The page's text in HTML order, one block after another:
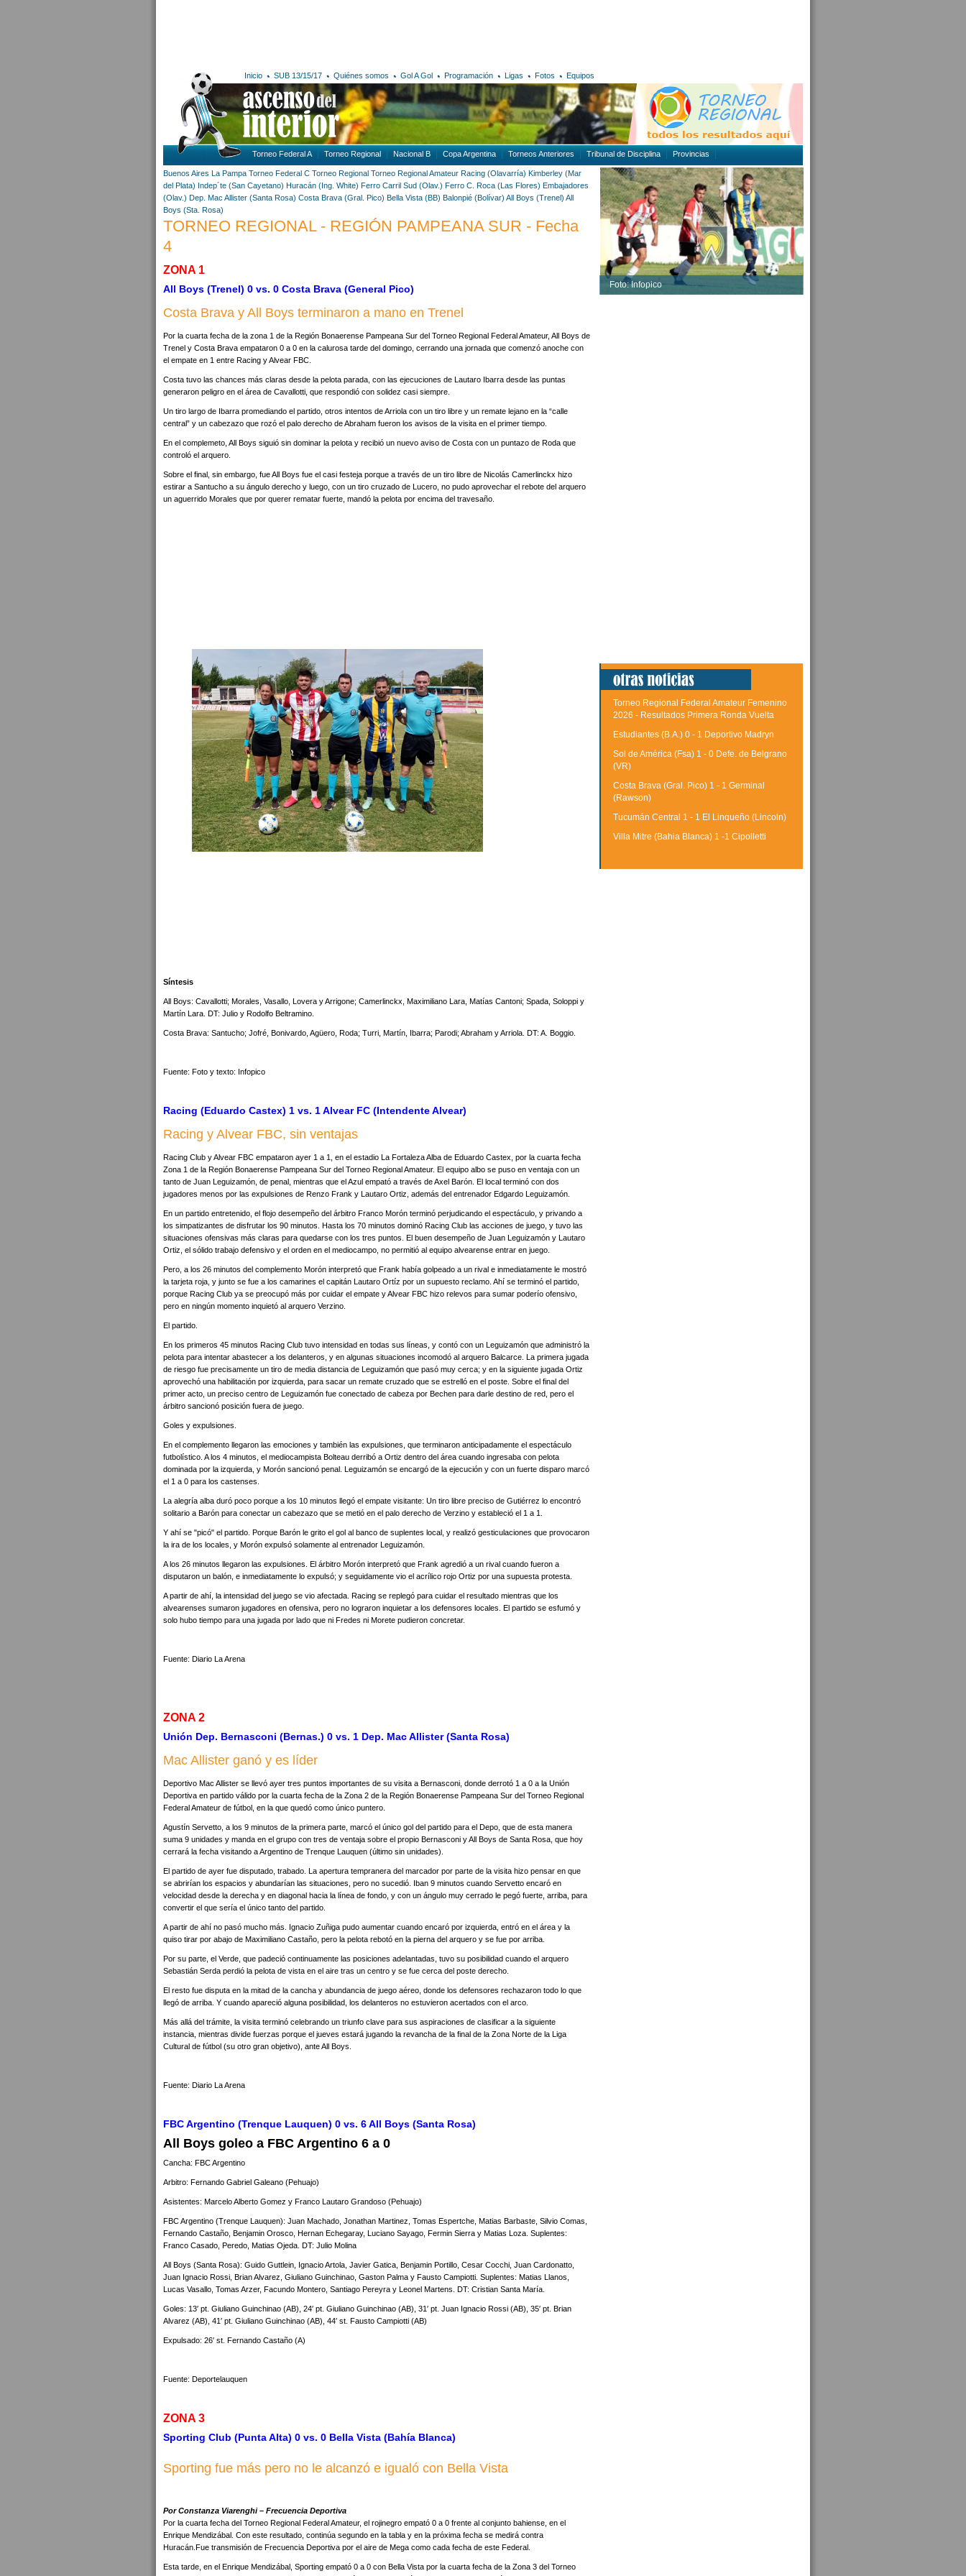
Inicio SUB 13/15/17 Quiénes somos Gol A Gol Programación Ligas Fotos Equipos
Torneo Federal A Torneo Regional Nacional B Copa Argentina Torneos Anteriores Tribunal de Disciplina Provincias
Buenos Aires La Pampa Torneo Federal C Torneo Regional Torneo Regional Amateur Racing (Olavarría) Kimberley (Mar
del Plata) Indep´te (San Cayetano) Huracán (Ing. White) Ferro Carril Sud (Olav.) Ferro C. Roca (Las Flores) Embajadores
(Olav.) Dep. Mac Allister (Santa Rosa) Costa Brava (Gral. Pico) Bella Vista (BB) Balonpié (Bolívar) All Boys (Trenel) All
Boys (Sta. Rosa)
TORNEO REGIONAL - REGIÓN PAMPEANA SUR - Fecha
4
ZONA 1
All Boys (Trenel) 0 vs. 0 Costa Brava (General Pico)
Costa Brava y All Boys terminaron a mano en Trenel
Por la cuarta fecha de la zona 1 de la Región Bonaerense Pampeana Sur del Torneo Regional Federal Amateur, All Boys de
Trenel y Costa Brava empataron 0 a 0 en la calurosa tarde del domingo, cerrando una jornada que comenzó anoche con
el empate en 1 entre Racing y Alvear FBC.
Costa tuvo las chances más claras desde la pelota parada, con las ejecuciones de Lautaro Ibarra desde las puntas
generaron peligro en el área de Cavallotti, que respondió con solidez casi siempre.
Un tiro largo de Ibarra promediando el partido, otros intentos de Arriola con un tiro libre y un remate lejano en la “calle
central” y un cabezazo que rozó el palo derecho de Abraham fueron los avisos de la visita en el primer tiempo.
En el complemeto, All Boys siguió sin dominar la pelota y recibió un nuevo aviso de Costa con un puntazo de Roda que
controló el arquero.
Sobre el final, sin embargo, fue All Boys fue el casi festeja porque a través de un tiro libre de Nicolás Camerlinckx hizo
estirar a Santucho a su ángulo derecho y luego, con un tiro cruzado de Lucero, no pudo aprovechar el rebote del arquero
un aguerrido Morales que por querer rematar fuerte, mandó la pelota por encima del travesaño.
Síntesis
All Boys: Cavallotti; Morales, Vasallo, Lovera y Arrigone; Camerlinckx, Maximiliano Lara, Matías Cantoni; Spada, Soloppi y
Martín Lara. DT: Julio y Rodolfo Beltramino.
Costa Brava: Santucho; Jofré, Bonivardo, Agüero, Roda; Turri, Martín, Ibarra; Parodi; Abraham y Arriola. DT: A. Boggio.
Fuente: Foto y texto: Infopico
Racing (Eduardo Castex) 1 vs. 1 Alvear FC (Intendente Alvear)
Racing y Alvear FBC, sin ventajas
Racing Club y Alvear FBC empataron ayer 1 a 1, en el estadio La Fortaleza Alba de Eduardo Castex, por la cuarta fecha
Zona 1 de la Región Bonaerense Pampeana Sur del Torneo Regional Amateur. El equipo albo se puso en ventaja con un
tanto de Juan Leguizamón, de penal, mientras que el Azul empató a través de Axel Barón. El local terminó con dos
jugadores menos por las expulsiones de Renzo Frank y Lautaro Ortiz, además del entrenador Edgardo Leguizamón.
En un partido entretenido, el flojo desempeño del árbitro Franco Morón terminó perjudicando el espectáculo, y privando a
los simpatizantes de disfrutar los 90 minutos. Hasta los 70 minutos dominó Racing Club las acciones de juego, y tuvo las
situaciones ofensivas más claras para quedarse con los tres puntos. El buen desempeño de Juan Leguizamón y Lautaro
Ortiz, el sólido trabajo defensivo y el orden en el mediocampo, no permitió al equipo alvearense entrar en juego.
Pero, a los 26 minutos del complemento Morón interpretó que Frank había golpeado a un rival e inmediatamente le mostró
la tarjeta roja, y junto se fue a los camarines el capitán Lautaro Ortíz por un supuesto reclamo. Ahí se terminó el partido,
porque Racing Club ya se preocupó más por cuidar el empate y Alvear FBC hizo relevos para sumar poderío ofensivo,
pero en ningún momento inquietó al arquero Verzino.
El partido.
En los primeros 45 minutos Racing Club tuvo intensidad en todas sus líneas, y contó con un Leguizamón que administró la
pelota para intentar abastecer a los delanteros, y en algunas situaciones incomodó al arquero Balcarce. La primera jugada
de riesgo fue precisamente un tiro de media distancia de Leguizamón que pasó muy cerca; y en la siguiente jugada Ortiz
aprovechó una habilitación por izquierda, para sacar un remate cruzado que se estrelló en el poste. Sobre el final del
primer acto, un preciso centro de Leguizamón fue conectado de cabeza por Bechen para darle destino de red, pero el
árbitro sancionó posición fuera de juego.
Goles y expulsiones.
En el complemento llegaron las emociones y también las expulsiones, que terminaron anticipadamente el espectáculo
futbolístico. A los 4 minutos, el mediocampista Bolteau derribó a Ortiz dentro del área cuando ingresaba con pelota
dominada por la izquierda, y Morón sancionó penal. Leguizamón se encargó de la ejecución y con un fuerte disparo marcó
el 1 a 0 para los castenses.
La alegría alba duró poco porque a los 10 minutos llegó el empate visitante: Un tiro libre preciso de Gutiérrez lo encontró
solitario a Barón para conectar un cabezazo que se metió en el palo derecho de Verzino y estableció el 1 a 1.
Y ahí se "picó" el partido. Porque Barón le grito el gol al banco de suplentes local, y realizó gesticulaciones que provocaron
la ira de los locales, y Morón expulsó solamente al entrenador Leguizamón.
A los 26 minutos llegaron las expulsiones. El árbitro Morón interpretó que Frank agredió a un rival cuando fueron a
disputaron un balón, e inmediatamente lo expulsó; y seguidamente vio el acrílico rojo Ortiz por una supuesta protesta.
A partir de ahí, la intensidad del juego se vio afectada. Racing se replegó para cuidar el resultado mientras que los
alvearenses sumaron jugadores en ofensiva, pero no lograron inquietar a los defensores locales. El partido se esfumó y
solo hubo tiempo para una jugada por lado que ni Fredes ni Morete pudieron concretar.
Fuente: Diario La Arena
ZONA 2
Unión Dep. Bernasconi (Bernas.) 0 vs. 1 Dep. Mac Allister (Santa Rosa)
Mac Allister ganó y es líder
Deportivo Mac Allister se llevó ayer tres puntos importantes de su visita a Bernasconi, donde derrotó 1 a 0 a la Unión
Deportiva en partido válido por la cuarta fecha de la Zona 2 de la Región Bonaerense Pampeana Sur del Torneo Regional
Federal Amateur de fútbol, en la que quedó como único puntero.
Agustín Servetto, a los 9 minutos de la primera parte, marcó el único gol del partido para el Depo, que de esta manera
suma 9 unidades y manda en el grupo con tres de ventaja sobre el propio Bernasconi y All Boys de Santa Rosa, que hoy
cerrará la fecha visitando a Argentino de Trenque Lauquen (último sin unidades).
El partido de ayer fue disputado, trabado. La apertura tempranera del marcador por parte de la visita hizo pensar en que
se abrirían los espacios y abundarían las situaciones, pero no sucedió. Iban 9 minutos cuando Servetto encaró en
velocidad desde la derecha y en diagonal hacia la línea de fondo, y con un ángulo muy cerrado le pegó fuerte, arriba, para
convertir el que sería el único tanto del partido.
A partir de ahí no pasó mucho más. Ignacio Zuñiga pudo aumentar cuando encaró por izquierda, entró en el área y la
quiso tirar por abajo de Maximiliano Castaño, pero la pelota rebotó en la pierna del arquero y se fue por arriba.
Por su parte, el Verde, que padeció continuamente las posiciones adelantadas, tuvo su posibilidad cuando el arquero
Sebastián Serda perdió la pelota de vista en el aire tras un centro y se fue cerca del poste derecho.
El resto fue disputa en la mitad de la cancha y abundancia de juego aéreo, donde los defensores rechazaron todo lo que
llegó de arriba. Y cuando apareció alguna posibilidad, los delanteros no estuvieron acertados con el arco.
Más allá del trámite, la visita terminó celebrando un triunfo clave para sus aspiraciones de clasificar a la siguiente
instancia, mientras divide fuerzas porque el jueves estará jugando la revancha de la final de la Zona Norte de la Liga
Cultural de fútbol (su otro gran objetivo), ante All Boys.
Fuente: Diario La Arena
FBC Argentino (Trenque Lauquen) 0 vs. 6 All Boys (Santa Rosa)
All Boys goleo a FBC Argentino 6 a 0
Cancha: FBC Argentino
Arbitro: Fernando Gabriel Galeano (Pehuajo)
Asistentes: Marcelo Alberto Gomez y Franco Lautaro Grandoso (Pehuajo)
FBC Argentino (Trenque Lauquen): Juan Machado, Jonathan Martinez, Tomas Espertche, Matias Barbaste, Silvio Comas,
Fernando Castaño, Benjamin Orosco, Hernan Echegaray, Luciano Sayago, Fermin Sierra y Matias Loza. Suplentes:
Franco Casado, Peredo, Matias Ojeda. DT: Julio Molina
All Boys (Santa Rosa): Guido Guttlein, Ignacio Artola, Javier Gatica, Benjamin Portillo, Cesar Cocchi, Juan Cardonatto,
Juan Ignacio Rossi, Brian Alvarez, Giuliano Guinchinao, Gaston Palma y Fausto Campiotti. Suplentes: Matias Llanos,
Lucas Vasallo, Tomas Arzer, Facundo Montero, Santiago Pereyra y Leonel Martens. DT: Cristian Santa María.
Goles: 13′ pt. Giuliano Guinchinao (AB), 24′ pt. Giuliano Guinchinao (AB), 31′ pt. Juan Ignacio Rossi (AB), 35′ pt. Brian
Alvarez (AB), 41′ pt. Giuliano Guinchinao (AB), 44′ st. Fausto Campiotti (AB)
Expulsado: 26′ st. Fernando Castaño (A)
Fuente: Deportelauquen
ZONA 3
Sporting Club (Punta Alta) 0 vs. 0 Bella Vista (Bahía Blanca)
Sporting fue más pero no le alcanzó e igualó con Bella Vista
Por Constanza Viarenghi – Frecuencia Deportiva
Por la cuarta fecha del Torneo Regional Federal Amateur, el rojinegro empató 0 a 0 frente al conjunto bahiense, en el
Enrique Mendizábal. Con este resultado, continúa segundo en la tabla y en la próxima fecha se medirá contra
Huracán.Fue transmisión de Frecuencia Deportiva por el aire de Mega como cada fecha de este Federal.
Esta tarde, en el Enrique Mendizábal, Sporting empató 0 a 0 con Bella Vista por la cuarta fecha de la Zona 3 del Torneo
Foto: Infopico
Torneo Regional Federal Amateur Femenino
2026 - Resultados Primera Ronda Vuelta
Estudiantes (B.A.) 0 - 1 Deportivo Madryn
Sol de América (Fsa) 1 - 0 Defe. de Belgrano
(VR)
Costa Brava (Gral. Pico) 1 - 1 Germinal
(Rawson)
Tucumán Central 1 - 1 El Linqueño (Lincoln)
Villa Mitre (Bahia Blanca) 1 -1 Cipolletti